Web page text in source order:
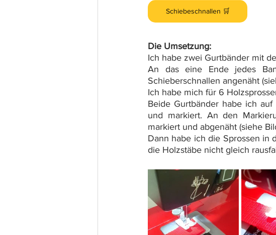
Schiebeschnallen 🛒
Die Umsetzung:
Ich habe zwei Gurtbänder mit
An das eine Ende jedes
Schieberschnallen angenäht
Ich habe mich für 6
Beide Gurtbänder habe ich
und markiert. An den
markiert und abgenäht (siehe
Dann habe ich die Sprossen in
die Holzstäbe nicht gleich